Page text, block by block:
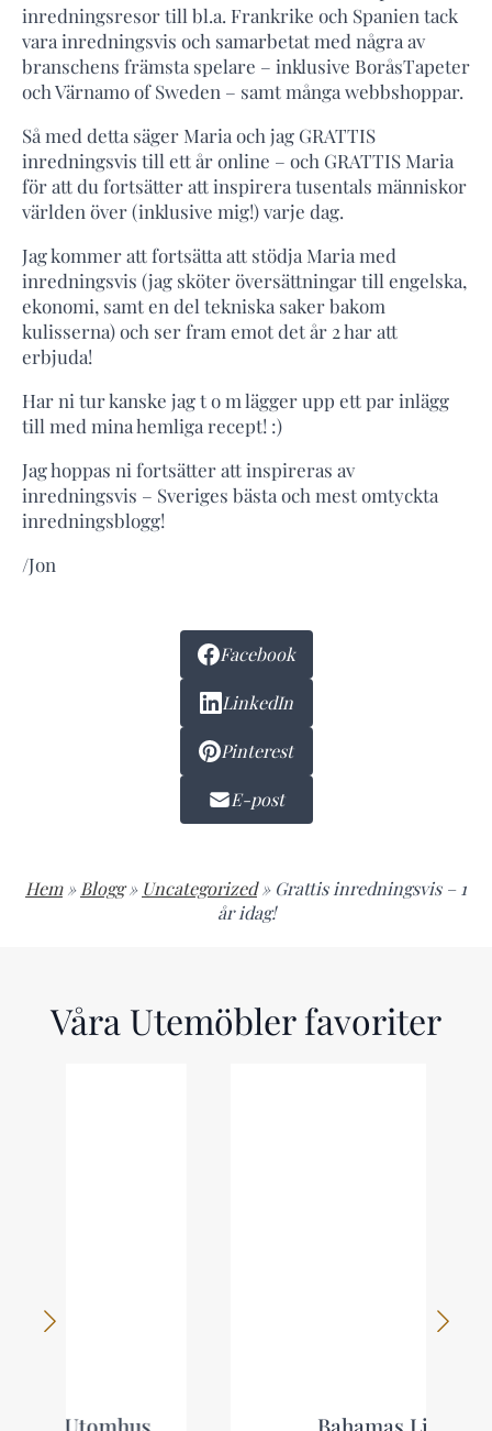
inredningsresor till bl.a. Frankrike och Spanien tack
vara inredningsvis och samarbetat med några av
branschens främsta spelare – inklusive BoråsTapeter
och Värnamo of Sweden – samt många webbshoppar.
Så med detta säger Maria och jag GRATTIS
inredningsvis till ett år online – och GRATTIS Maria
för att du fortsätter att inspirera tusentals människor
världen över (inklusive mig!) varje dag.
Jag kommer att fortsätta att stödja Maria med
inredningsvis (jag sköter översättningar till engelska,
ekonomi, samt en del tekniska saker bakom
kulisserna) och ser fram emot det år 2 har att
erbjuda!
Har ni tur kanske jag t o m lägger upp ett par inlägg
till med mina hemliga recept! :)
Jag hoppas ni fortsätter att inspireras av
inredningsvis – Sveriges bästa och mest omtyckta
inredningsblogg!
/Jon
Facebook
LinkedIn
Pinterest
E-post
Hem » Blogg » Uncategorized » Grattis inredningsvis – 1
år idag!
Våra Utemöbler favoriter